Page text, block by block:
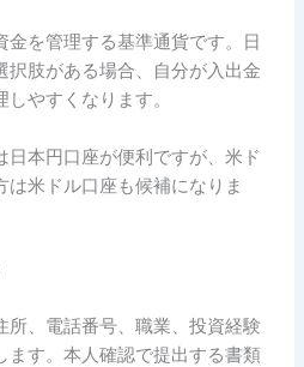
を管理する基準通貨です。日
択肢がある場合、自分が入出金
やすくなります。
日本円口座が便利ですが、米ド
は米ドル口座も候補になりま
所、電話番号、職業、投資経験
ます。本人確認で提出する書類